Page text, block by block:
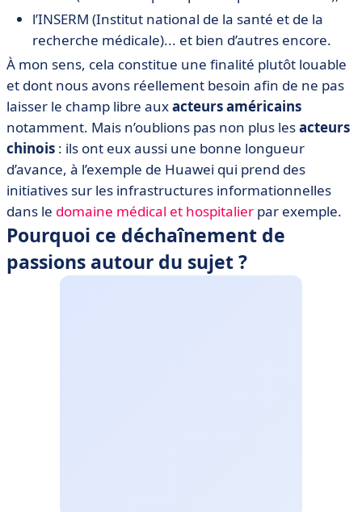
l’INSERM (Institut national de la santé et de la
recherche médicale)... et bien d’autres encore.
À mon sens, cela constitue une finalité plutôt louable
et dont nous avons réellement besoin afin de ne pas
laisser le champ libre auxacteurs américains
notamment. Mais n’oublions pas non plus lesacteurs
chinois : ils ont eux aussi une bonne longueur
d’avance, à l’exemple de Huawei qui prend des
initiatives sur les infrastructures informationnelles
dans le domaine médical et hospitalier par exemple.
Pourquoi ce déchaînement de
passions autour du sujet ?